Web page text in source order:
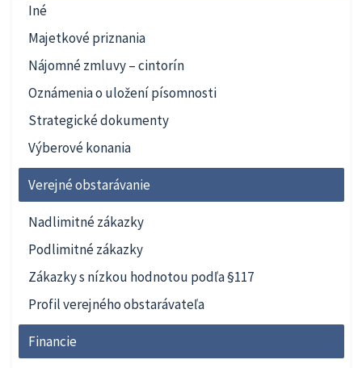
Iné
Majetkové priznania
Nájomné zmluvy – cintorín
Oznámenia o uložení písomnosti
Strategické dokumenty
Výberové konania
Verejné obstarávanie
Nadlimitné zákazky
Podlimitné zákazky
Zákazky s nízkou hodnotou podľa §117
Profil verejného obstarávateľa
Financie